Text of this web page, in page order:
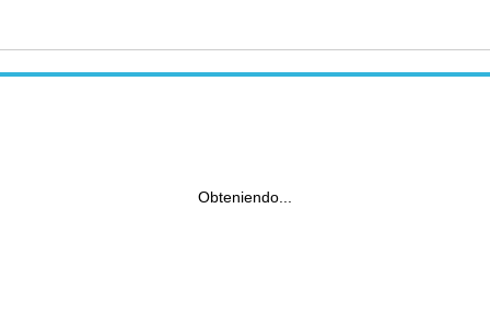
Obteniendo...